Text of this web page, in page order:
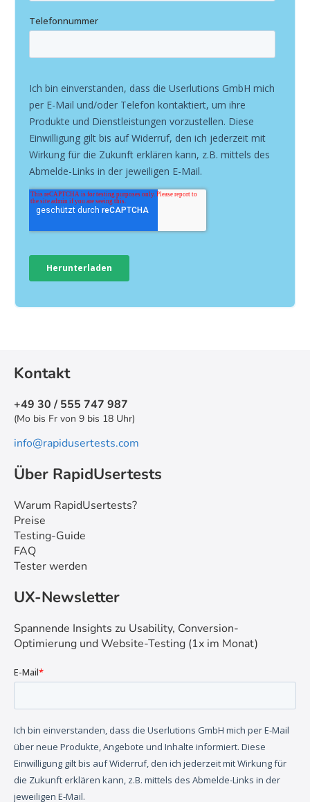
Kontakt
+49 30 / 555 747 987
(Mo bis Fr von 9 bis 18 Uhr)
info@rapidusertests.com
Über RapidUsertests
Warum RapidUsertests?
Preise
Testing-Guide
FAQ
Tester werden
UX-Newsletter
Spannende Insights zu Usability, Conversion-
Optimierung und Website-Testing (1x im Monat)